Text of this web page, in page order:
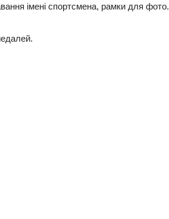
імені спортсмена, рамки для фото.